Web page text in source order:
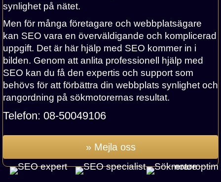
synlighet på nätet.
Men för många företagare och webbplatsägare
kan SEO vara en överväldigande och komplicerad
uppgift. Det är här hjälp med SEO kommer in i
bilden. Genom att anlita professionell hjälp med
SEO kan du få den expertis och support som
behövs för att förbättra din webbplats synlighet och
rangordning på sökmotorernas resultat.
Telefon: 08-50049106
» Mejla oss